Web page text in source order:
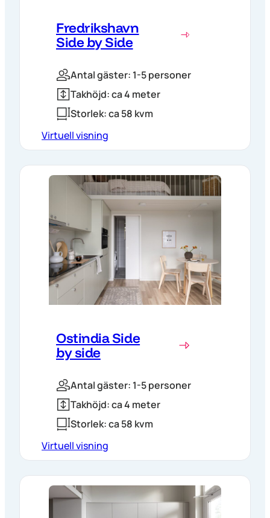
Fredrikshavn
Side by Side
Antal gäster: 1-5 personer
Takhöjd: ca 4 meter
Storlek: ca 58 kvm
Virtuell visning
Ostindia Side
by side
Antal gäster: 1-5 personer
Takhöjd: ca 4 meter
Storlek: ca 58 kvm
Virtuell visning